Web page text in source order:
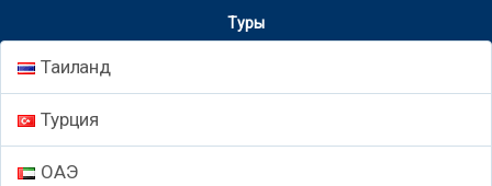
Туры
Таиланд
Турция
ОАЭ